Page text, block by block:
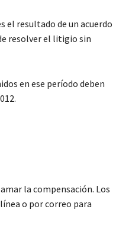
el resultado de un acuerdo
resolver el litigio sin
en ese período deben
la compensación. Los
o por correo para